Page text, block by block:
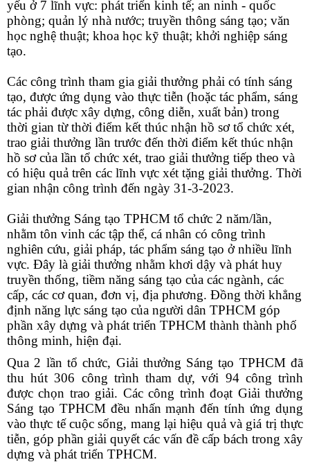
yếu ở 7 lĩnh vực: phát triển kinh tế; an ninh - quốc
phòng; quản lý nhà nước; truyền thông sáng tạo; văn
học nghệ thuật; khoa học kỹ thuật; khởi nghiệp sáng
tạo.
Các công trình tham gia giải thưởng phải có tính sáng
tạo, được ứng dụng vào thực tiễn (hoặc tác phẩm, sáng
tác phải được xây dựng, công diễn, xuất bản) trong
thời gian từ thời điểm kết thúc nhận hồ sơ tổ chức xét,
trao giải thưởng lần trước đến thời điểm kết thúc nhận
hồ sơ của lần tổ chức xét, trao giải thưởng tiếp theo và
có hiệu quả trên các lĩnh vực xét tặng giải thưởng. Thời
gian nhận công trình đến ngày 31-3-2023.
Giải thưởng Sáng tạo TPHCM tổ chức 2 năm/lần,
nhằm tôn vinh các tập thể, cá nhân có công trình
nghiên cứu, giải pháp, tác phẩm sáng tạo ở nhiều lĩnh
vực. Đây là giải thưởng nhằm khơi dậy và phát huy
truyền thống, tiềm năng sáng tạo của các ngành, các
cấp, các cơ quan, đơn vị, địa phương. Đồng thời khẳng
định năng lực sáng tạo của người dân TPHCM góp
phần xây dựng và phát triển TPHCM thành thành phố
thông minh, hiện đại.
Qua 2 lần tổ chức, Giải thưởng Sáng tạo TPHCM đã
thu hút 306 công trình tham dự, với 94 công trình
được chọn trao giải. Các công trình đoạt Giải thưởng
Sáng tạo TPHCM đều nhấn mạnh đến tính ứng dụng
vào thực tế cuộc sống, mang lại hiệu quả và giá trị thực
tiễn, góp phần giải quyết các vấn đề cấp bách trong xây
dựng và phát triển TPHCM.